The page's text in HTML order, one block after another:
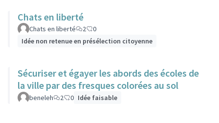
Chats en liberté
Chats en liberté 2
0
Idée non retenue en présélection citoyenne
Sécuriser et égayer les abords des écoles de
la ville par des fresques colorées au sol
beneleh 2 0 Idée faisable